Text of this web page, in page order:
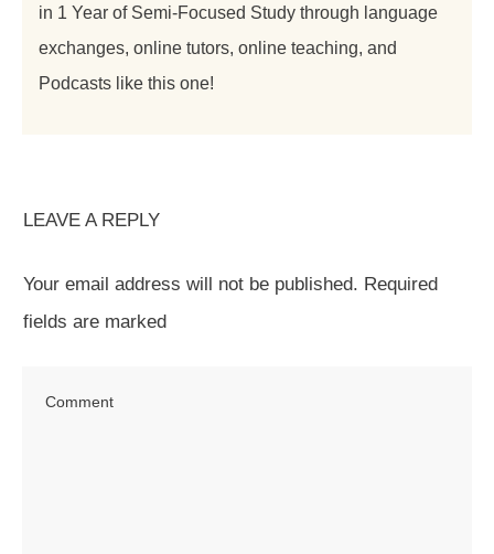
in 1 Year of Semi-Focused Study through language
exchanges, online tutors, online teaching, and
Podcasts like this one!
LEAVE A REPLY
Your email address will not be published. Required
fields are marked